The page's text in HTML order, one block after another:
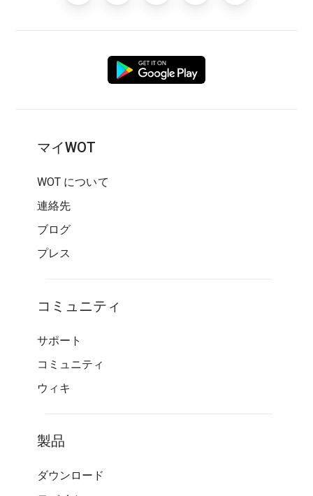
マイWOT
WOT について
連絡先
ブログ
プレス
コミュニティ
サポート
コミュニティ
ウィキ
製品
ダウンロード